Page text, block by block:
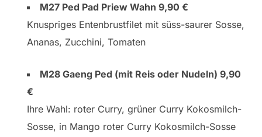
M27 Ped Pad Priew Wahn 9,90 €
Knuspriges Entenbrustfilet mit süss-saurer Sosse,
Ananas, Zucchini, Tomaten
M28 Gaeng Ped (mit Reis oder Nudeln) 9,90
€
Ihre Wahl: roter Curry, grüner Curry Kokosmilch-
Sosse, in Mango roter Curry Kokosmilch-Sosse